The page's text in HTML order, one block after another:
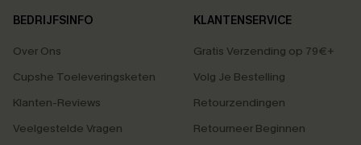
BEDRIJFSINFO
Over Ons
Cupshe Toeleveringsketen
Klanten-Reviews
Veelgestelde Vragen
KLANTENSERVICE
Gratis Verzending op 79€+
Volg Je Bestelling
Retourzendingen
Retourneer Beginnen